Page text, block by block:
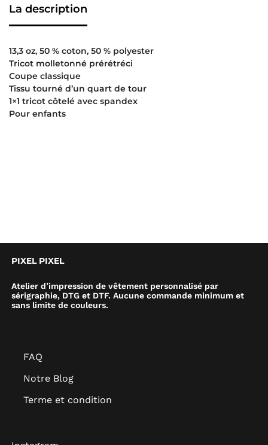
La description
13,3 oz, 50 % coton, 50 % polyester
Tricot molletonné prérétréci
Coupe classique
Tissu tourné d’un quart de tour
1×1 tricot côtelé avec spandex
Pour enfants
PIXEL PIXEL
Atelier d’impression de vêtement personnalisé par
sérigraphie, DTG et DTF. Aucune commande minimum et
sans limite de couleurs.
FAQ
Notre Blog
Terme et condition